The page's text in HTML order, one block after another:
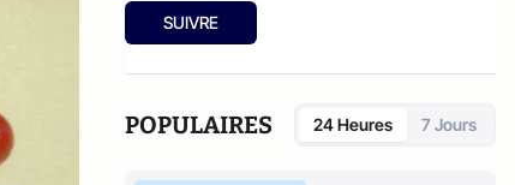
SUIVRE
POPULAIRES 24 Heures 7 Jours